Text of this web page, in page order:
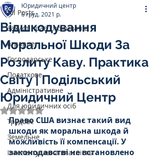
All Posts
захист прав споживачів
аграрне
Господарське
Податкове
Адміністративне
Для юридичних осіб
Трудове
Земельне
Інтелектуальна власність
Відшкодування
Моральної Шкоди За
Розлиту Каву. Практика
Світу | Подільський
Юридичний Центр
Юридичний центр
6 груд. 2021 р.
Оцінка: NaN з 5 зірок.
Право США визнає такий вид
шкоди як моральна шкода й
можливість її компенсації. У
законодавстві не встановлено